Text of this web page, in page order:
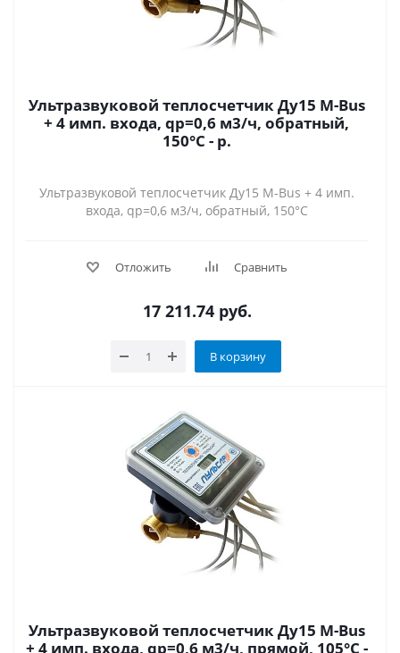
Ультразвуковой теплосчетчик Ду15 M-Bus
+ 4 имп. входа, qp=0,6 м3/ч, обратный,
150°C - р.
Ультразвуковой теплосчетчик Ду15 M-Bus + 4 имп.
входа, qp=0,6 м3/ч, обратный, 150°C
Отложить Сравнить
17 211.74руб.
В корзину
Ультразвуковой теплосчетчик Ду15 M-Bus
+ 4 имп. входа, qp=0,6 м3/ч, прямой, 105°C -